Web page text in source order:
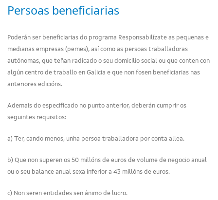
Persoas beneficiarias
Poderán ser beneficiarias do programa Responsabilízate as pequenas e
medianas empresas (pemes), así como as persoas traballadoras
autónomas, que teñan radicado o seu domicilio social ou que conten con
algún centro de traballo en Galicia e que non fosen beneficiarias nas
anteriores edicións.
Ademais do especificado no punto anterior, deberán cumprir os
seguintes requisitos:
a) Ter, cando menos, unha persoa traballadora por conta allea.
b) Que non superen os 50 millóns de euros de volume de negocio anual
ou o seu balance anual sexa inferior a 43 millóns de euros.
c) Non seren entidades sen ánimo de lucro.